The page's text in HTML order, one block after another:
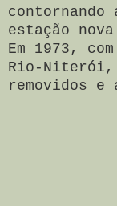
contornando
estação
Em 1973,
Rio-
removidos e